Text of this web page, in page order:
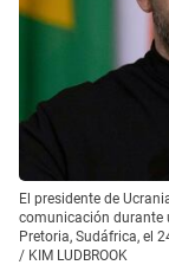
El presidente de
comunicación durante
Pretoria, Sudáfrica, el
/ KIM LUDBROOK